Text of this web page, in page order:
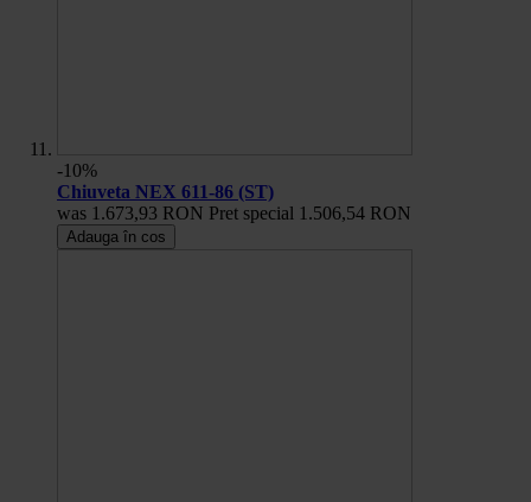
-10%
Chiuveta NEX 611-86 (ST)
was 1.673,93 RON Pret special 1.506,54 RON
Adauga în cos